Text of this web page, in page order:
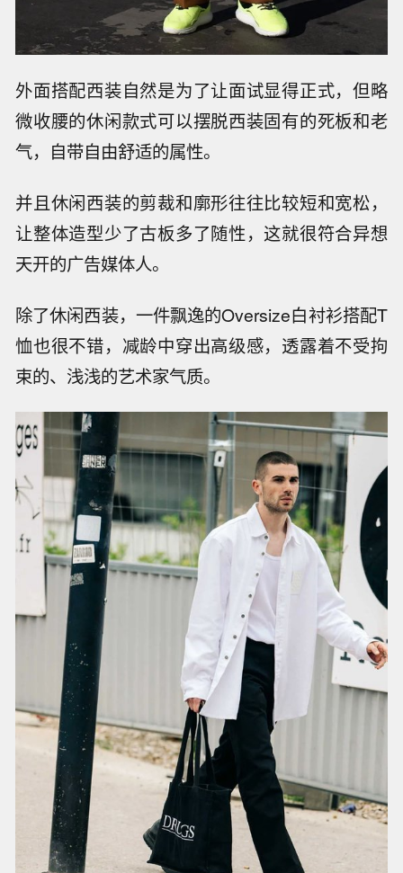
外面搭配西装自然是为了让面试显得正式，但略
微收腰的休闲款式可以摆脱西装固有的死板和老
气，自带自由舒适的属性。
并且休闲西装的剪裁和廓形往往比较短和宽松，
让整体造型少了古板多了随性，这就很符合异想
天开的广告媒体人。
除了休闲西装，一件飘逸的Oversize白衬衫搭配T
恤也很不错，减龄中穿出高级感，透露着不受拘
束的、浅浅的艺术家气质。